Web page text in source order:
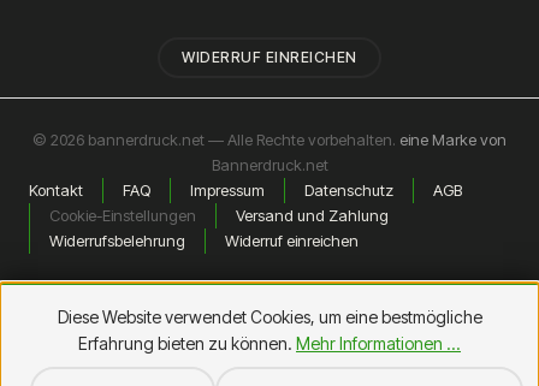
WIDERRUF EINREICHEN
© 2026 bannerdruck.net — Alle Rechte vorbehalten. eine Marke von
Bannerdruck.net
Kontakt
FAQ Impressum Datenschutz
AGB
Cookie-Einstellungen
Versand und Zahlung
Widerrufsbelehrung
Widerruf einreichen
Diese Website verwendet Cookies, um eine bestmögliche
Erfahrung bieten zu können. Mehr Informationen ...